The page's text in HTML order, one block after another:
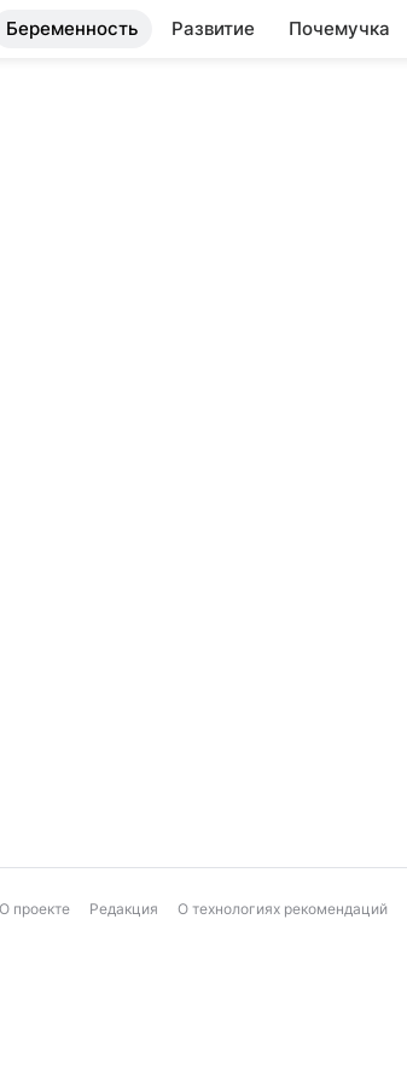
Беременность Развитие Почемучка
О проекте Редакция О технологиях рекомендаций